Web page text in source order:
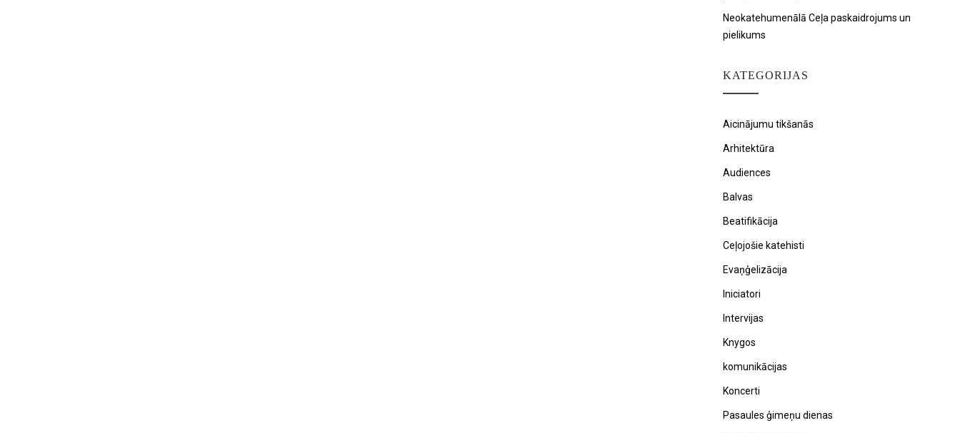
Neokatehumenālā Ceļa paskaidrojums un
pielikums
KATEGORIJAS
Aicinājumu tikšanās
Arhitektūra
Audiences
Balvas
Beatifikācija
Ceļojošie katehisti
Evaņģelizācija
Iniciatori
Intervijas
Knygos
komunikācijas
Koncerti
Pasaules ģimeņu dienas